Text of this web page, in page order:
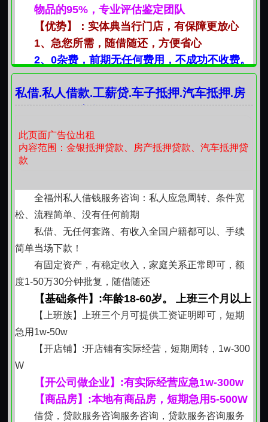
物品的95%，专业评估鉴定团队
【优势】：实体典当行门店，有保障更放心
1、急您所需，随借随还，方便省心
2、0杂费，前期无任何费用，不成功不收费。
3 免费提供适合您方案，24小时免费解答各种疑
问。
联系我时，请说是在红火网看到的，谢谢！
私借.私人借款.工薪贷.车子抵押.汽车抵押.房
此页面广告位出租
内容范围：金银抵押贷款、房产抵押贷款、汽车抵押贷
款
全福州私人借钱服务咨询：私人应急周转、条件宽
松、流程简单、没有任何前期
私借、无任何套路、有收入全国户籍都可以、手续
简单当场下款！
有固定资产，有稳定收入，家庭关系正常即可，额
度1-50万30分钟批复，随借随还
【基础条件】:年龄18-60岁。 上班三个月以上
【上班族】上班三个月可提供工资证明即可，短期
急用1w-50w
【开店铺】:开店铺有实际经营，短期周转，1w-300
W
【开公司做企业】:有实际经营应急1w-300w
【商品房】:本地有商品房，短期急用5-500W
借贷，贷款服务咨询服务咨询，贷款服务咨询服务